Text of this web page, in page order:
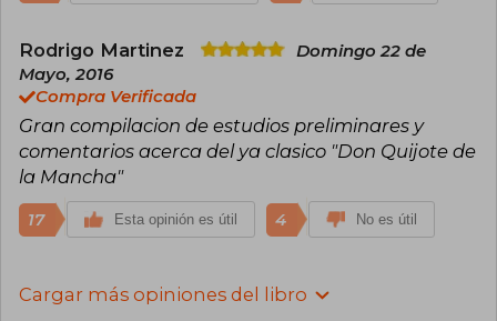
Rodrigo Martinez
Domingo 22 de
Mayo, 2016
Compra Verificada
Gran compilacion de estudios preliminares y
comentarios acerca del ya clasico "Don Quijote de
la Mancha"
17 Esta opinión es útil 4 No es útil
Cargar más opiniones del libro